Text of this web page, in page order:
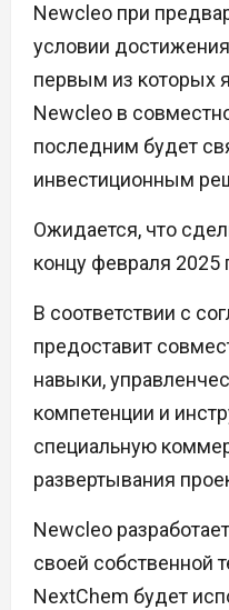
Newcleo при
условии
первым из которых
Newcleo в
последним будет
инвестиционным
Ожидается, что
концу февраля 2025
В соответствии с
предоставит
навыки,
компетенции и
специальную
развертывания
Newcleo
своей собственной
NextChem будет